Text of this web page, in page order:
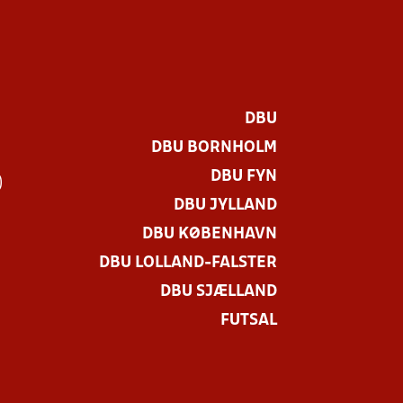
DBU
DBU BORNHOLM
DBU FYN
DBU JYLLAND
DBU KØBENHAVN
DBU LOLLAND-FALSTER
DBU SJÆLLAND
FUTSAL